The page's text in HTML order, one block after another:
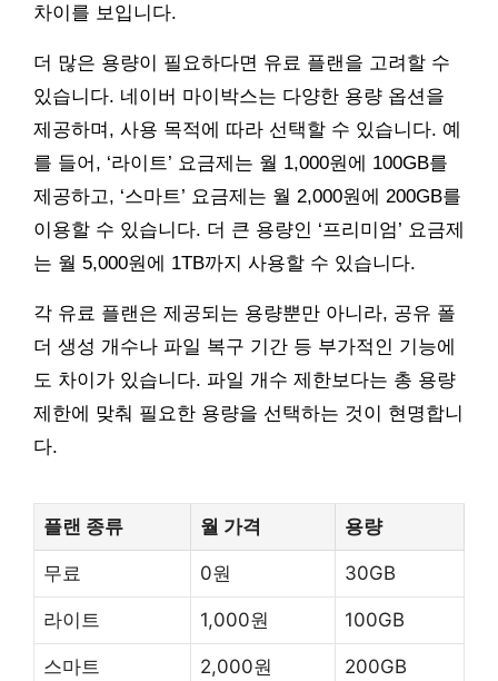
차이를 보입니다.
더 많은 용량이 필요하다면 유료 플랜을 고려할 수
있습니다. 네이버 마이박스는 다양한 용량 옵션을
제공하며, 사용 목적에 따라 선택할 수 있습니다. 예
를 들어, ‘라이트’ 요금제는 월 1,000원에 100GB를
제공하고, ‘스마트’ 요금제는 월 2,000원에 200GB를
이용할 수 있습니다. 더 큰 용량인 ‘프리미엄’ 요금제
는 월 5,000원에 1TB까지 사용할 수 있습니다.
각 유료 플랜은 제공되는 용량뿐만 아니라, 공유 폴
더 생성 개수나 파일 복구 기간 등 부가적인 기능에
도 차이가 있습니다. 파일 개수 제한보다는 총 용량
제한에 맞춰 필요한 용량을 선택하는 것이 현명합니
다.
플랜 종류 월 가격 용량
무료 0원 30GB
라이트 1,000원 100GB
스마트 2,000원 200GB